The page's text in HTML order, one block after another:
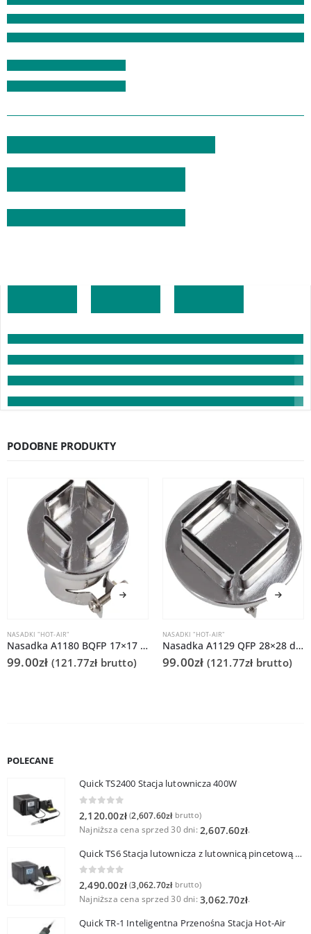
PODOBNE PRODUKTY
NASADKI "HOT-AIR"
Nasadka A1180 BQFP 17×17 do Quick 861DS/855PG/706
99.00zł (121.77zł brutto)
NASADKI "HOT-AIR"
Nasadka A1129 QFP 28×28 do Quick 861DS/855PG/706
99.00zł (121.77zł brutto)
POLECANE
Quick TS2400 Stacja lutownicza 400W
2,120.00zł (2,607.60złbrutto)
Najniższa cena sprzed 30 dni: 2,607.60zł.
Quick TS6 Stacja lutownicza z lutownicą pincetową 60W
0 out of 5
2,490.00zł (3,062.70złbrutto)
Najniższa cena sprzed 30 dni: 3,062.70zł.
Quick TR-1 Inteligentna Przenośna Stacja Hot-Air